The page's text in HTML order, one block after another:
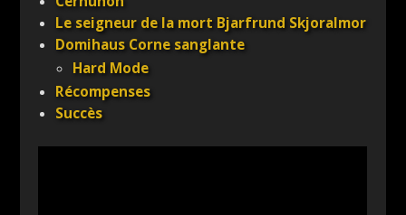
Le seigneur de la mort Bjarfrund Skjoralmor
Domihaus Corne sanglante
Hard Mode
Récompenses
Succès